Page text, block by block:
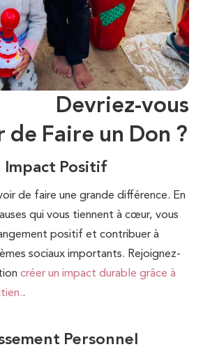
Devriez-vous
de Faire un Don ?
Positif
de faire une grande différence. En
qui vous tiennent à cœur, vous
positif et contribuer à
sociaux importants. Rejoignez-
créer un impact durable grâce à
.
Personnel